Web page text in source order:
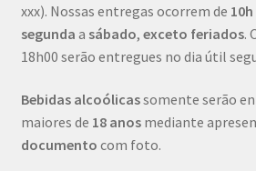
xxx). Nossas entregas ocorrem de 10h
segunda a sábado, exceto feriados.
18h00 serão entregues no dia útil
Bebidas alcoólicassomente serão
maiores de 18 anosmediante
documento com foto.